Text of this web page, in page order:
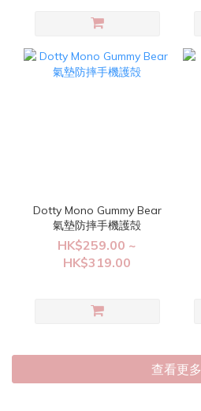
Dotty Mono Gummy Bear
氣墊防摔手機護殻
HK$259.00 ~
HK$319.00
查看更多